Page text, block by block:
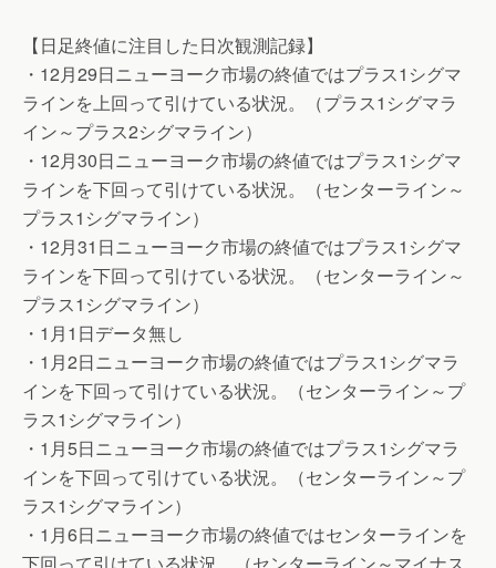
【日足終値に注目した日次観測記録】
・12月29日ニューヨーク市場の終値ではプラス1シグマ
ラインを上回って引けている状況。（プラス1シグマラ
イン～プラス2シグマライン）
・12月30日ニューヨーク市場の終値ではプラス1シグマ
ラインを下回って引けている状況。（センターライン～
プラス1シグマライン）
・12月31日ニューヨーク市場の終値ではプラス1シグマ
ラインを下回って引けている状況。（センターライン～
プラス1シグマライン）
・1月1日データ無し
・1月2日ニューヨーク市場の終値ではプラス1シグマラ
インを下回って引けている状況。（センターライン～プ
ラス1シグマライン）
・1月5日ニューヨーク市場の終値ではプラス1シグマラ
インを下回って引けている状況。（センターライン～プ
ラス1シグマライン）
・1月6日ニューヨーク市場の終値ではセンターラインを